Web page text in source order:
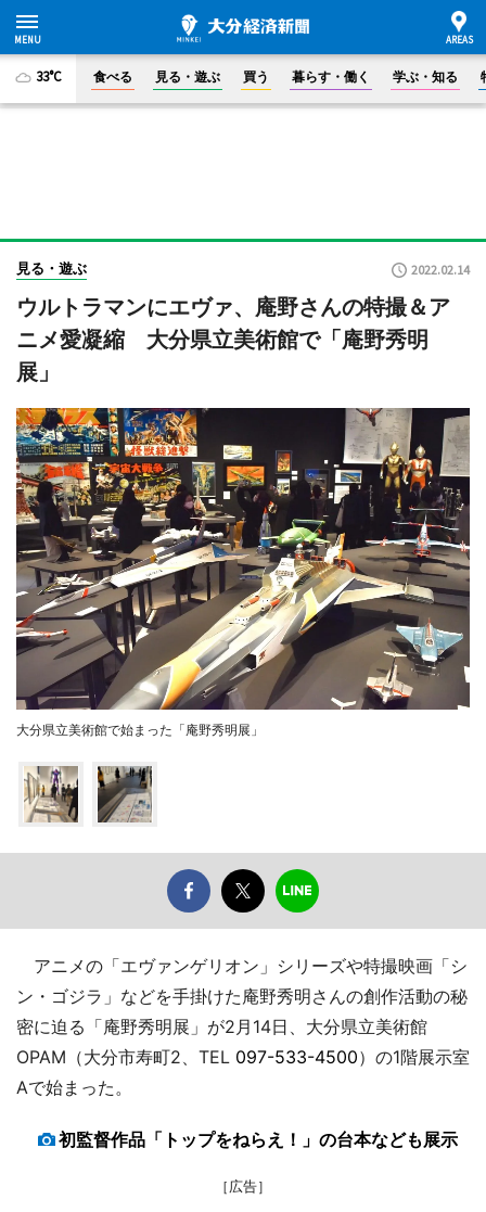
33°C 食べる 見る・遊ぶ 買う 暮らす・働く 学ぶ・知る
見る・遊ぶ 2022.02.14
ウルトラマンにエヴァ、庵野さんの特撮＆ア
ニメ愛凝縮 大分県立美術館で「庵野秀明
展」
大分県立美術館で始まった「庵野秀明展」
アニメの「エヴァンゲリオン」シリーズや特撮映画「シ
ン・ゴジラ」などを手掛けた庵野秀明さんの創作活動の秘
密に迫る「庵野秀明展」が2月14日、大分県立美術館
OPAM（大分市寿町2、TEL 097-533-4500）の1階展示室
Aで始まった。
初監督作品「トップをねらえ！」の台本なども展示
［広告］